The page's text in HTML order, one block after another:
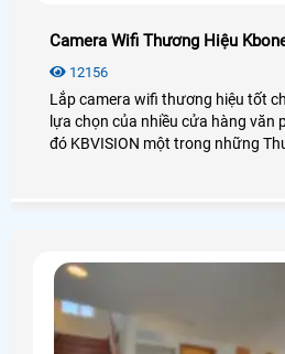
Camera Wifi Thương Hiệu
12156
Lắp camera wifi thương hiệu tốt
lựa chọn của nhiều cửa hàng văn
đó KBVISION một trong những